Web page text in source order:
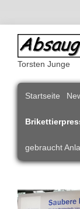
Torsten Junge
Navigation
überspringen
Startseite
gebraucht